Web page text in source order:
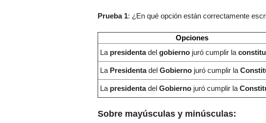
Prueba 1: ¿En qué opción están correctamente
Opciones
La presidentadel gobierno juró cumplir la
La Presidentadel Gobierno juró cumplir la
La presidentadel Gobierno juró cumplir la
Sobre mayúsculas y minúsculas: